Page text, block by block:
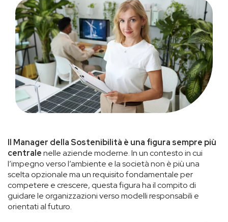
Il Manager della Sostenibilità è una figura sempre più
centralenelle aziende moderne. In un contesto in cui
l’impegno verso l’ambiente e la società non è più una
scelta opzionale ma un requisito fondamentale per
competere e crescere, questa figura ha il compito di
guidare le organizzazioni verso modelli responsabili e
orientati al futuro.